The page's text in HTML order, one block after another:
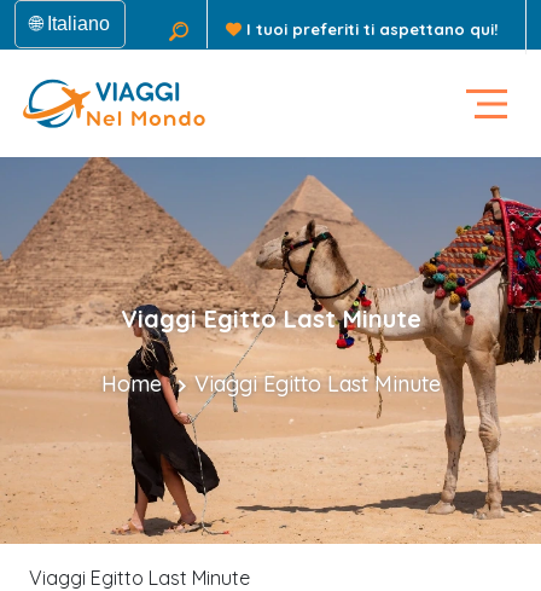
🌐 Italiano I tuoi preferiti ti aspettano qui!
Viaggi Egitto Last Minute
Home Viaggi Egitto Last Minute
Viaggi Egitto Last Minute